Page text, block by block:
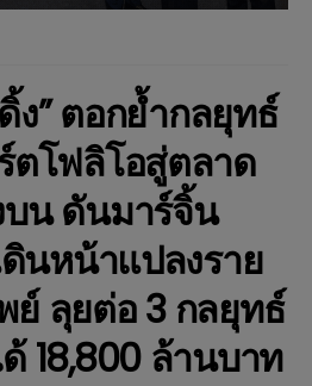
ง” ตอกย้ำกลยุทธ์
ตโฟลิโอสู่ตลาด
บน ดันมาร์จิ้น
ดินหน้าแปลงราย
ย์ ลุยต่อ 3 กลยุทธ์
18,800 ล้านบาท